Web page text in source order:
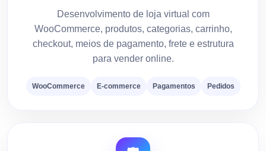
Desenvolvimento de loja virtual com
WooCommerce, produtos, categorias, carrinho,
checkout, meios de pagamento, frete e estrutura
para vender online.
WooCommerce E-commerce Pagamentos Pedidos